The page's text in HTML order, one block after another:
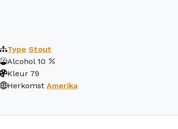
Type Stout
Alcohol 10
Kleur 79
Herkomst Amerika